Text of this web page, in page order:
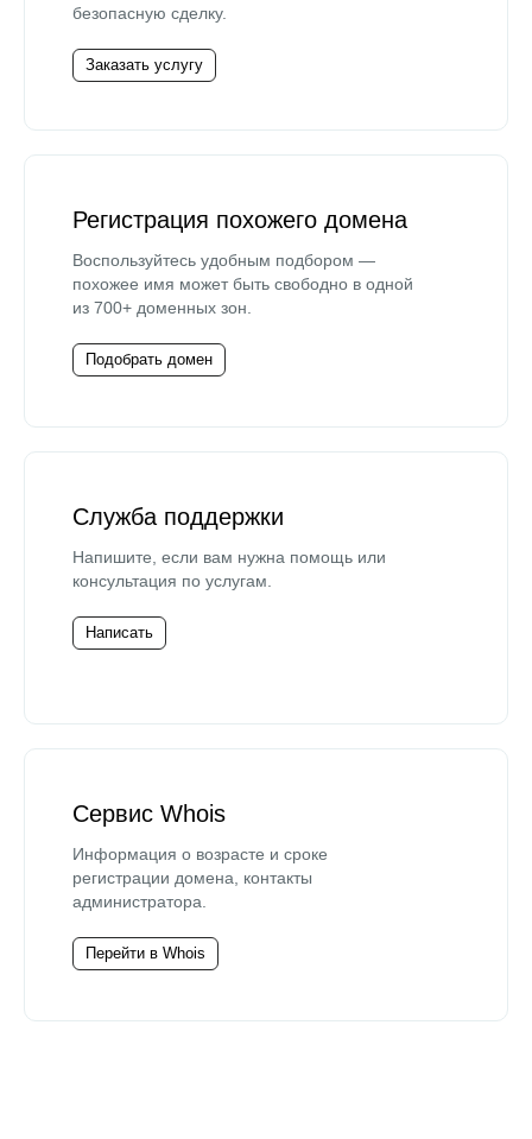
безопасную сделку.
Заказать услугу
Регистрация похожего домена
Воспользуйтесь удобным подбором —
похожее имя может быть свободно в одной
из 700+ доменных зон.
Подобрать домен
Служба поддержки
Напишите, если вам нужна помощь или
консультация по услугам.
Написать
Сервис Whois
Информация о возрасте и сроке
регистрации домена, контакты
администратора.
Перейти в Whois